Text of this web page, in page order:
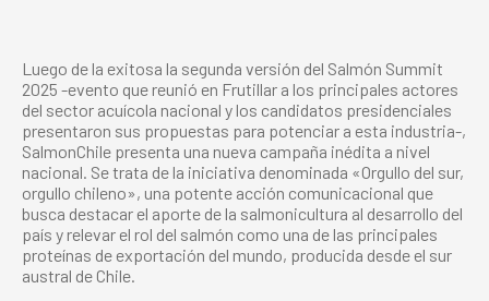
Luego de la exitosa la segunda versión del Salmón Summit
2025 -evento que reunió en Frutillar a los principales actores
del sector acuícola nacional y los candidatos presidenciales
presentaron sus propuestas para potenciar a esta industria-,
SalmonChile presenta una nueva campaña inédita a nivel
nacional. Se trata de la iniciativa denominada «Orgullo del sur,
orgullo chileno», una potente acción comunicacional que
busca destacar el aporte de la salmonicultura al desarrollo del
país y relevar el rol del salmón como una de las principales
proteínas de exportación del mundo, producida desde el sur
austral de Chile.